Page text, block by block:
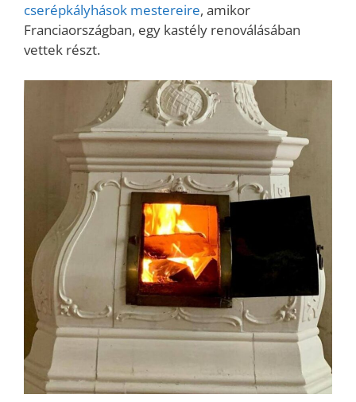
cserépkályhások mestereire, amikor
Franciaországban, egy kastély renoválásában
vettek részt.